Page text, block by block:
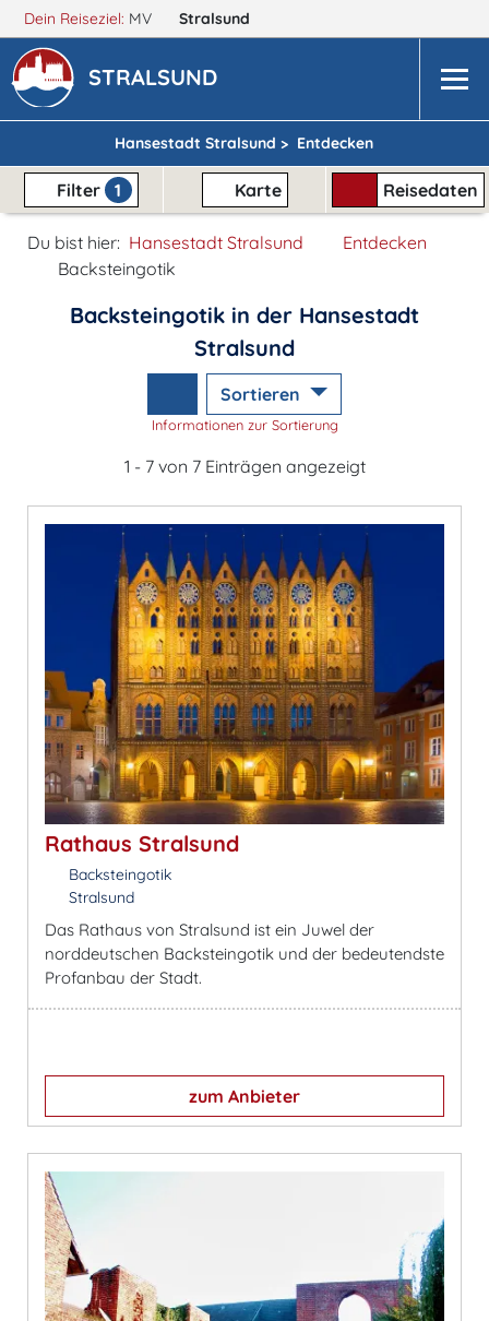
Dein Reiseziel: MV Stralsund
STRALSUND
Hansestadt Stralsund > Entdecken
Filter 1 Karte Reisedaten
Du bist hier: Hansestadt Stralsund
Entdecken
Backsteingotik
Backsteingotik in der Hansestadt
Stralsund
Sortieren
Informationen zur Sortierung
1 - 7 von 7 Einträgen angezeigt
Rathaus Stralsund
Backsteingotik
Stralsund
Das Rathaus von Stralsund ist ein Juwel der
norddeutschen Backsteingotik und der bedeutendste
Profanbau der Stadt.
zum Anbieter